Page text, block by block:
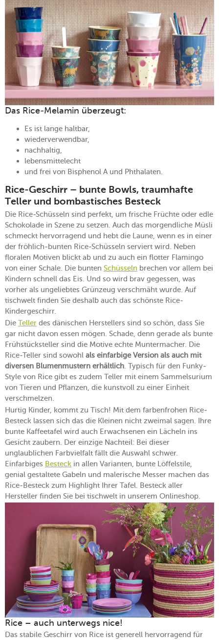
Das Rice-Melamin überzeugt:
Es ist lange haltbar,
wiederverwendbar,
nachhaltig,
lebensmittelecht
und frei von Bisphenol A und Phthalaten.
Rice-Geschirr – bunte Bowls, traumhafte
Teller und bombastisches Besteck
Die Rice-Schüsseln sind perfekt, um frische Früchte oder edle
Schokolade in Szene zu setzen. Auch das morgendliche Müsli
schmeckt hervorragend und hebt die Laune, wenn es in einer
der fröhlich-bunten Rice-Schüsseln serviert wird. Neben
floralen Motiven blickt ab und zu auch ein flotter Flamingo
von einer Schale. Die bunten Schüsseln brechen vor allem bei
Kindern schnell das Eis. Und so wird brav gegessen, was
vorher als ungeliebtes Grünzeug verschmäht wurde. Auf
tischwelt finden Sie deshalb auch das schönste Rice-
Kindergeschirr.
Die Teller des dänischen Herstellers sind so schön, dass Sie
gar nicht davon essen mögen. Schade, denn gerade als bunte
Frühstücksteller sind die Motive echte Muntermacher. Die
Rice-Teller sind sowohl als einfarbige Version als auch mit
diversen Blumenmustern erhältlich. Typisch für den Funky-
Style von Rice gibt es zudem Teller mit einem Sammelsurium
von Tieren und Pflanzen, die kunstvoll zu einer Einheit
verschmelzen.
Hurtig Kinder, kommt zu Tisch! Mit dem farbenfrohen Rice-
Besteck lassen sich das die Kleinen nicht zweimal sagen. Ihre
bunte Kaffeetafel wird auch Erwachsenen ein Lächeln ins
Gesicht zaubern. Der einzige Nachteil: Bei dieser
unglaublichen Farbvielfalt fällt die Auswahl schwer.
Einfarbiges Besteck in allen Varianten, bunte Löffelstile,
genial gestaltete Gabeln und malerische Messer machen das
Rice-Besteck zum Highlight Ihrer Tafel. Besteck aller
Hersteller finden Sie bei tischwelt in unserem Onlineshop.
Rice – auch unterwegs nice!
Das stabile Geschirr von Rice ist generell hervorragend für